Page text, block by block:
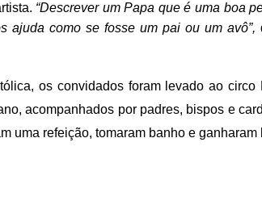
“Descrever um Papa que é uma boa
ajuda como se fosse um pai ou um avô”,
os convidados foram levado ao circo
acompanhados por padres, bispos e
uma refeição, tomaram banho e ganharam